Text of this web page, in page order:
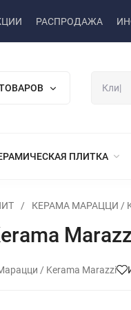
РАСПРОДАЖА
ПЛИТКА
/ КЕРАМА МАРАЦЦИ /
/ Kerama Marazzi